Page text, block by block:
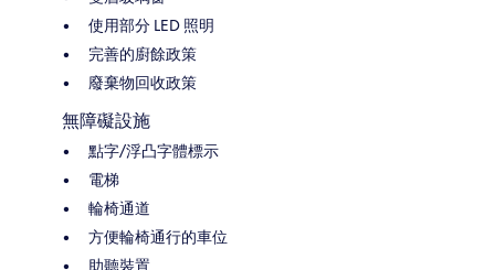
使用部分 LED 照明
完善的廚餘政策
廢棄物回收政策
無障礙設施
點字/浮凸字體標示
電梯
輪椅通道
方便輪椅通行的車位
助聽裝置